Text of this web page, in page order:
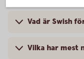
Vad är Swish
Vilka har mest